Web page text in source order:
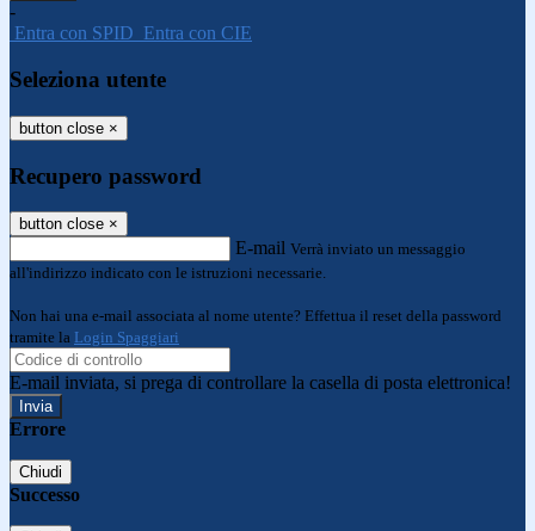
-
Entra con SPID Entra con CIE
Seleziona utente
button close ×
Recupero password
button close ×
E-mail Verrà inviato un messaggio
all'indirizzo indicato con le istruzioni necessarie.
Non hai una e-mail associata al nome utente? Effettua il reset della password
tramite la Login Spaggiari
E-mail inviata, si prega di controllare la casella di posta elettronica!
Errore
Chiudi
Successo